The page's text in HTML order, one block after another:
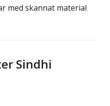
med skannat material
Sindhi